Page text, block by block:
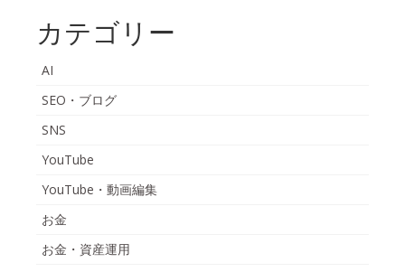
カテゴリー
AI
SEO・ブログ
SNS
YouTube
YouTube・動画編集
お金
お金・資産運用